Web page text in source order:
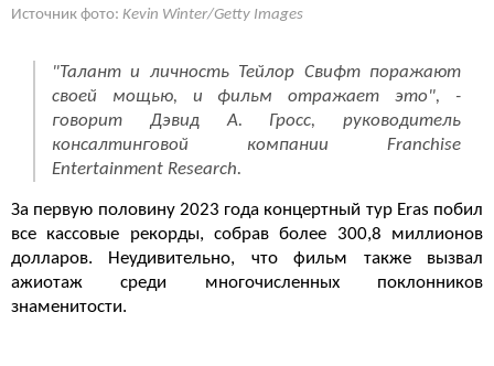
Источник фото: Kevin Winter/Getty Images
"Талант и личность Тейлор Свифт поражают
своей мощью, и фильм отражает это", -
говорит Дэвид А. Гросс, руководитель
консалтинговой компании Franchise
Entertainment Research.
За первую половину 2023 года концертный тур Eras побил
все кассовые рекорды, собрав более 300,8 миллионов
долларов. Неудивительно, что фильм также вызвал
ажиотаж среди многочисленных поклонников
знаменитости.